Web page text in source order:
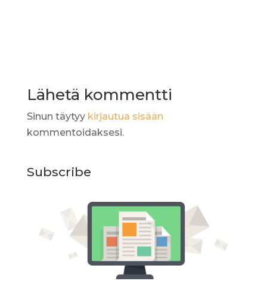
Lähetä kommentti
Sinun täytyy kirjautua sisään
kommentoidaksesi.
Subscribe